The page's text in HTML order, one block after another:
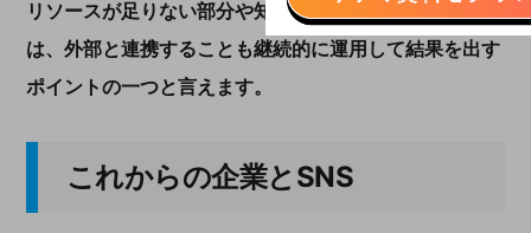
リソースが足りない部分や知見が足りない部分に限って
は、外部と連携することも継続的に運用して結果を出す
ポイントの一つと言えます。
これからの企業と SNS